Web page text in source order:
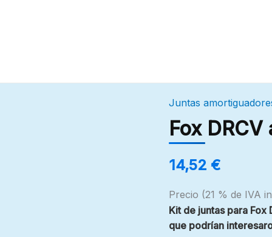
Juntas
Fox
14,52 €
Precio (21 % de IVA
Kit de juntas para
que podrían
Fox
DRCV
aire
suplemento
cantidad